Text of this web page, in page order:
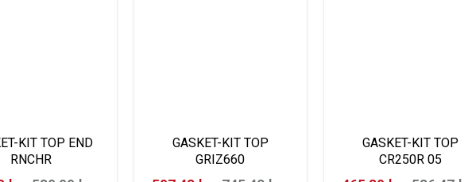
KIT TOP END
RNCHR
GASKET-KIT TOP
GRIZ660
GASKET-KIT TOP
CR250R 05